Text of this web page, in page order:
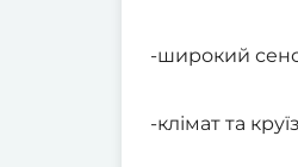
-широкий
-клімат та